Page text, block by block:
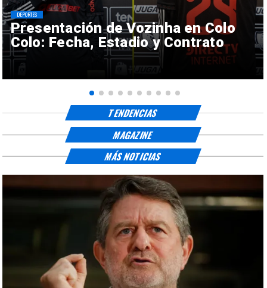
Presentación de Vozinha en Colo
Colo: Fecha, Estadio y Contrato
DEPORTES
TENDENCIAS
MAGAZINE
MÁS NOTICIAS